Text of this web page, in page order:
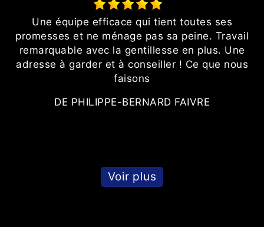
Une équipe efficace qui tient toutes ses
promesses et ne ménage pas sa peine. Travail
remarquable avec la gentillesse en plus. Une
adresse à garder et à conseiller ! Ce que nous
faisons
DE PHILIPPE-BERNARD FAIVRE
Voir plus